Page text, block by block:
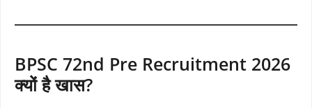
BPSC 72nd Pre Recruitment 2026
क्यों है खास?